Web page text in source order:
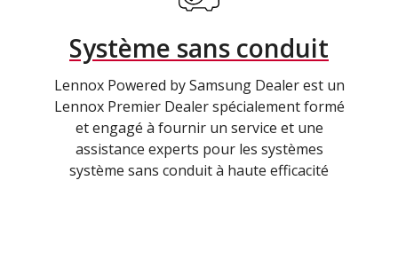
Système sans conduit
Lennox Powered by Samsung Dealer est un
Lennox Premier Dealer spécialement formé
et engagé à fournir un service et une
assistance experts pour les systèmes
système sans conduit à haute efficacité